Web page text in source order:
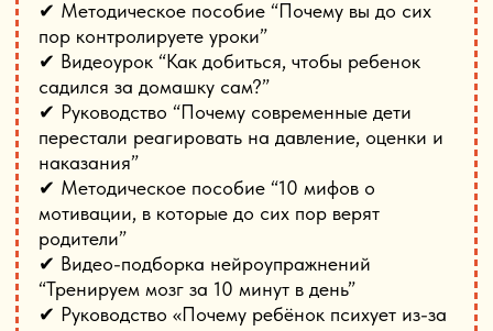
✔ что важно поддерживать летом в каждом
возрасте
✔ какие навыки стоит тренировать на каникулах
✔ как не допустить летнего отката
✔ чем заниматься без перегруза и постоянных
уговоров
Список книг по
возрастам на лето
УмноШколы “Летний образовательный
план для детей 1-8 классов”